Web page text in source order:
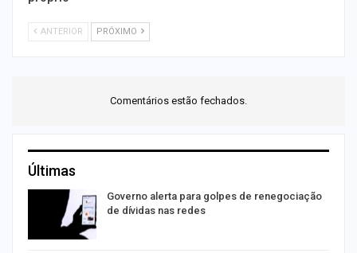
ANTERIOR PRÓXIMO
Comentários estão fechados.
Últimas
Governo alerta para golpes de renegociação
de dívidas nas redes